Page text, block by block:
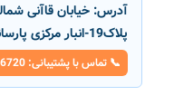
آدرس:
پلاک19-انبار مرکزی پارسانور
📞 تماس با پشتیبانی: 09190836720